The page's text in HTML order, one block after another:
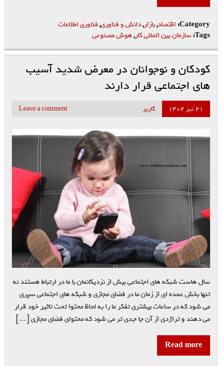
Category: اقتصاد,بازار,دانش و فناوری,فناوری اطلاعات
Tags: سازمان بین المللی کار,هوش مصنوعی
کودکان و نوجوانان در معرض شدید آسیب
های اجتماعی قرار دارند
۲۱ تیر ۱۴۰۲ کاربر Leave a comment
سال هاست شبکه های اجتماعی بیش از نزدیکانمان با ما در ارتباط هستند نه
تنها بخش عمده ای از زمان ما در فضای مجازی و شبکه های اجتماعی سپری
می شود که در ساعات بیشتری تفکر ما را به لحاظ محتوا تحت تاثیر خود قرار
می دهند و تراژدی از آن جا جدی تر می شود که محتوای فضای مجازی […]
Read more